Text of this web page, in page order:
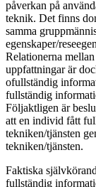
påverkan på
teknik. Det finns
samma
egenskaper/
Relationerna
uppfattningar är
ofullständig
fullständig
Följaktligen är
att en individ fått
tekniken/tjänsten
tekniken/tjänsten.
Faktiska
fullständig